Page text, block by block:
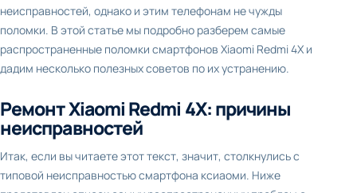
неисправностей, однако и этим телефонам не чужды
поломки. В этой статье мы подробно разберем самые
распространенные поломки смартфонов Xiaomi Redmi 4X и
дадим несколько полезных советов по их устранению.
Ремонт Xiaomi Redmi 4X: причины
неисправностей
Итак, если вы читаете этот текст, значит, столкнулись с
типовой неисправностью смартфона ксиаоми. Ниже